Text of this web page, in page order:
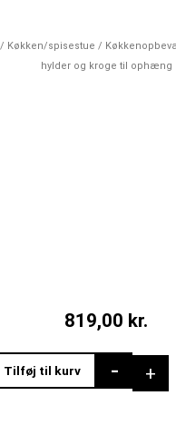
/ Køkken/spisestue /
hylder og kroge til ophæng
819,00 kr.
- +
Tilføj til kurv